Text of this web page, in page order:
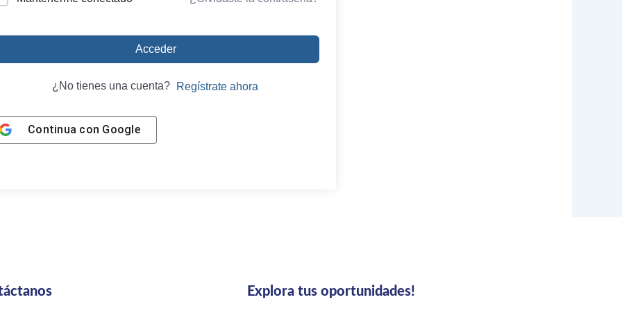
Acceder
¿No tienes una cuenta? Regístrate ahora
Continua con Google
Explora tus oportunidades!